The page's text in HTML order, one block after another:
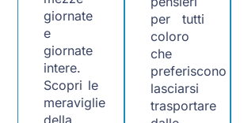
giornate
e
giornate
intere.
Scopri le
meraviglie
della
per tutti
coloro
che
preferiscono
lasciarsi
trasportare